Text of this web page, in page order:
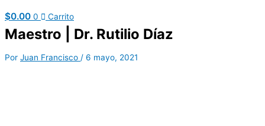
$0.00 0 Carrito
Maestro | Dr. Rutilio Díaz
Por Juan Francisco / 6 mayo, 2021